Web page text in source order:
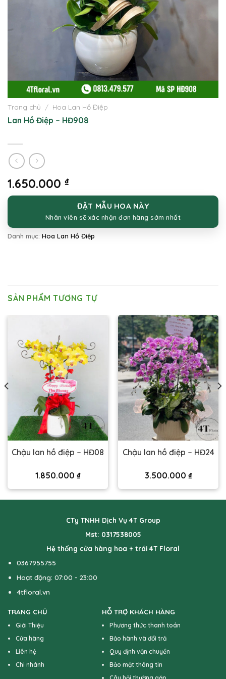
Trang chủ / Hoa Lan Hồ Điệp
Lan Hồ Điệp – HĐ908
1.650.000 ₫
ĐẶT MẪU HOA NÀY
Nhân viên sẽ xác nhận đơn hàng sớm nhất
Danh mục: Hoa Lan Hồ Điệp
SẢN PHẨM TƯƠNG TỰ
Chậu lan hồ điệp – HĐ08
1.850.000 ₫
Chậu lan hồ điệp – HĐ24
3.500.000 ₫
CTy TNHH Dịch Vụ 4T Group
Mst: 0317538005
Hệ thống cửa hàng hoa + trái 4T Floral
0367955755
Hoạt động: 07:00 - 23:00
4tfloral.vn
TRANG CHỦ
Giới Thiệu
Cửa hàng
Liên hệ
Chi nhánh
HỖ TRỢ KHÁCH HÀNG
Phương thức thanh toán
Bảo hành và đổi trả
Quy định vận chuyển
Bảo mật thông tin